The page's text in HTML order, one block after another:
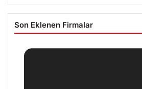
Son Eklenen Firmalar